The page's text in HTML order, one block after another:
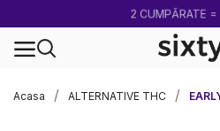
2 CUMPĂRATE =
Acasa
ALTERNATIVE THC